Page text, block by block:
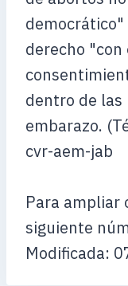
democrático"
derecho
dentro de
embarazo.
cvr-aem-jab
Para ampliar
siguiente
Modificada: